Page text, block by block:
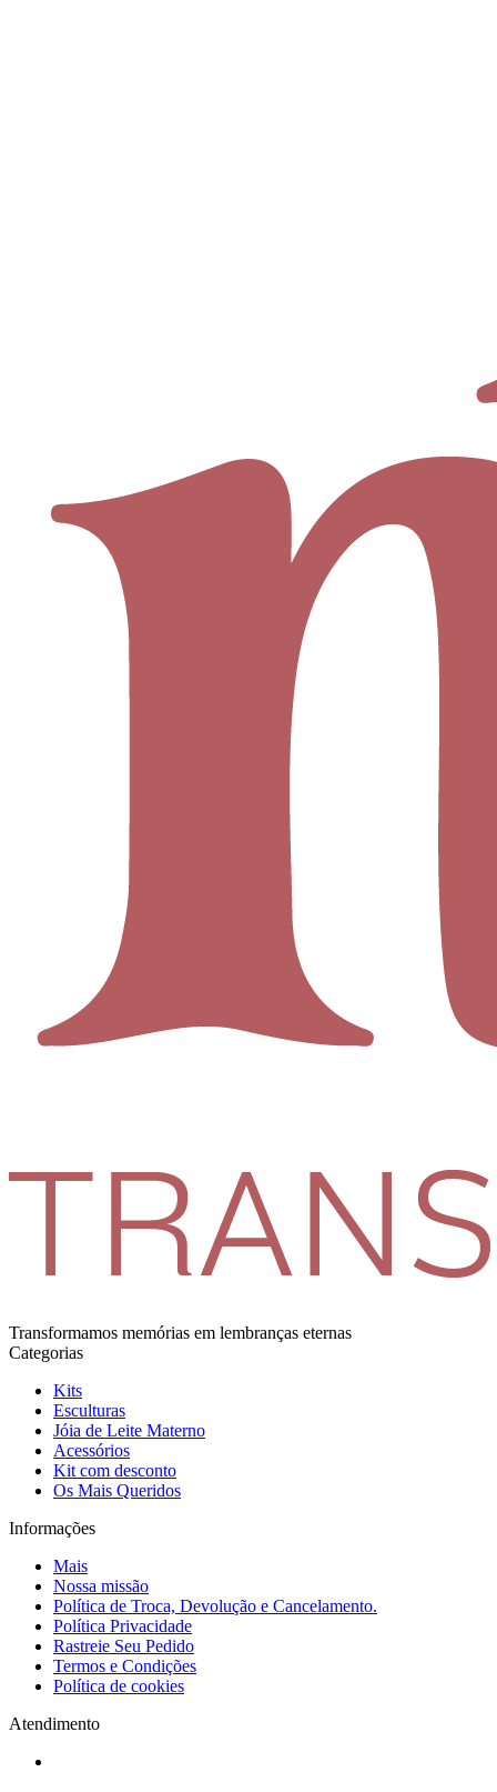
Transformamos memórias em lembranças eternas
Categorias
Kits
Esculturas
Jóia de Leite Materno
Acessórios
Kit com desconto
Os Mais Queridos
Informações
Mais
Nossa missão
Política de Troca, Devolução e Cancelamento.
Política Privacidade
Rastreie Seu Pedido
Termos e Condições
Política de cookies
Atendimento